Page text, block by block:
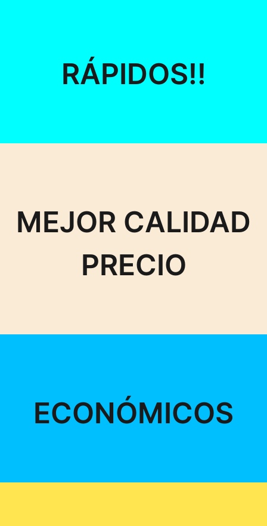
RÁPIDOS!!
MEJOR CALIDAD
PRECIO
ECONÓMICOS